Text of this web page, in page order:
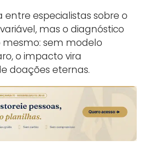
entre especialistas sobre o
mas o diagnóstico
sem modelo
o impacto vira
doações eternas.